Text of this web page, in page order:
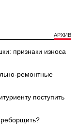
АРХИВ
признаки износа
ремонтные
поступить